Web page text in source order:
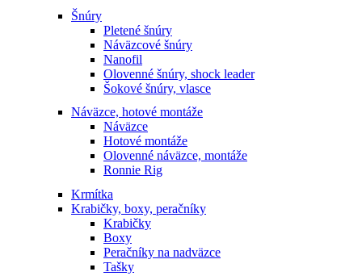
Šnúry
Pletené šnúry
Náväzcové šnúry
Nanofil
Olovenné šnúry, shock leader
Šokové šnúry, vlasce
Náväzce, hotové montáže
Náväzce
Hotové montáže
Olovenné náväzce, montáže
Ronnie Rig
Krmítka
Krabičky, boxy, peračníky
Krabičky
Boxy
Peračníky na nadväzce
Tašky